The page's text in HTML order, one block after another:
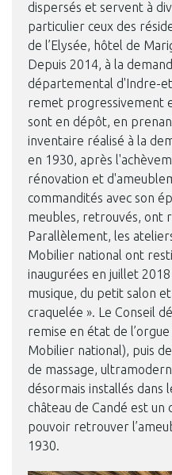
dispersés et servent à
particulier ceux des
de l’Elysée, hôtel de
Depuis 2014, à la
départemental d'Indre-
remet progressivement
sont en dépôt, en
inventaire réalisé à la
en 1930, après
rénovation et
commandités avec son
meubles, retrouvés, ont
Parallèlement, les
Mobilier national ont
inaugurées en juillet
musique, du petit salon
craquelée ». Le Conseil
remise en état de
Mobilier national), puis
de massage,
désormais installés dans
château de Candé est un
pouvoir retrouver
1930.